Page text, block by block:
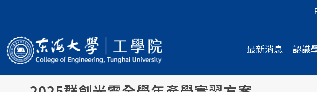
最新消息 認識